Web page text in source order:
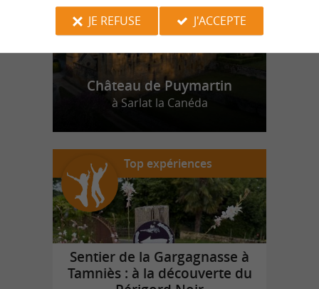
Château de Puymartin
à Sarlat la Canéda
Top expériences
Sentier de la Gargagnasse à
Tamniès : à la découverte du
JE REFUSE
J'ACCEPTE